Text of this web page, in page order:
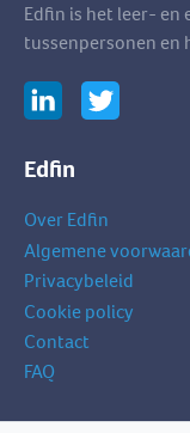
Edfin is het leer-
tussenpersonen en
Edfin
Over Edfin
Algemene
Privacybeleid
Cookie policy
Contact
FAQ